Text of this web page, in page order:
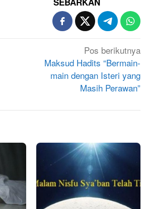
Pos berikutnya
Maksud Hadits “Bermain-
main dengan Isteri yang
Masih Perawan”